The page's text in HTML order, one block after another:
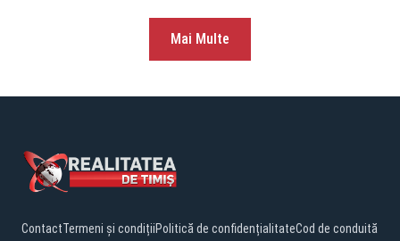
Mai Multe
ContactTermeni și condițiiPolitică de confidențialitateCod de conduită